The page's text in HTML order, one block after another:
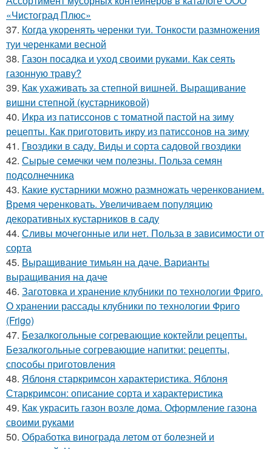
«Чистоград Плюс»
37. Когда укоренять черенки туи. Тонкости размножения
туи черенками весной
38. Газон посадка и уход своими руками. Как сеять
газонную траву?
39. Как ухаживать за степной вишней. Выращивание
вишни степной (кустарниковой)
40. Икра из патиссонов с томатной пастой на зиму
рецепты. Как приготовить икру из патиссонов на зиму
41. Гвоздики в саду. Виды и сорта садовой гвоздики
42. Сырые семечки чем полезны. Польза семян
подсолнечника
43. Какие кустарники можно размножать черенкованием.
Время черенковать. Увеличиваем популяцию
декоративных кустарников в саду
44. Сливы мочегонные или нет. Польза в зависимости от
сорта
45. Выращивание тимьян на даче. Варианты
выращивания на даче
46. Заготовка и хранение клубники по технологии Фриго.
О хранении рассады клубники по технологии Фриго
(Frigo)
47. Безалкогольные согревающие коктейли рецепты.
Безалкогольные согревающие напитки: рецепты,
способы приготовления
48. Яблоня старкримсон характеристика. Яблоня
Старкримсон: описание сорта и характеристика
49. Как украсить газон возле дома. Оформление газона
своими руками
50. Обработка винограда летом от болезней и